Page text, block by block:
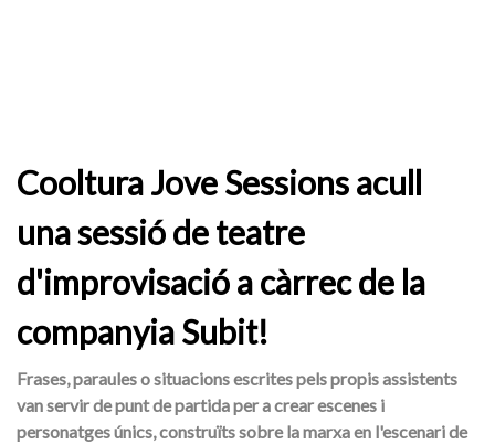
Cooltura Jove Sessions acull
una sessió de teatre
d'improvisació a càrrec de la
companyia Subit!
Frases, paraules o situacions escrites pels propis assistents
van servir de punt de partida per a crear escenes i
personatges únics, construïts sobre la marxa en l'escenari de